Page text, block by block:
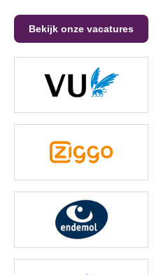
Bekijk onze vacatures